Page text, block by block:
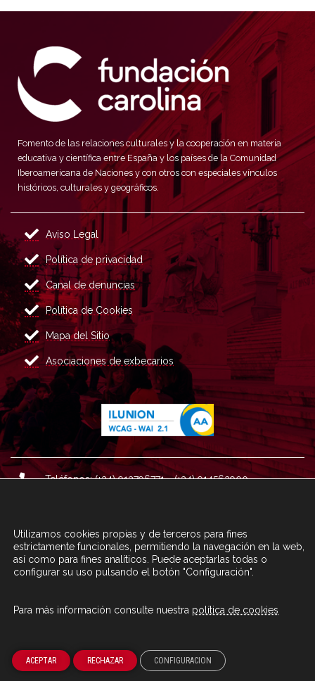
Fomento de las relaciones culturales y la cooperación en materia
educativa y científica entre España y los países de la Comunidad
Iberoamericana de Naciones y con otros con especiales vínculos
históricos, culturales y geográficos.
Aviso Legal
Política de privacidad
Canal de denuncias
Política de Cookies
Mapa del Sitio
Asociaciones de exbecarios
Teléfonos: (+34) 913796771 - (+34) 914562900
Correo : informacion@fundacioncarolina.es
CONTACTA CON FCA TRAVÉS DEL
Utilizamos cookies propias y de terceros para fines
estrictamente funcionales, permitiendo la navegación en la web,
así como para fines analíticos. Puede aceptarlas todas o
configurar su uso pulsando el botón "Configuración".
Para más información consulte nuestra política de cookies
ACEPTAR RECHAZAR CONFIGURACION